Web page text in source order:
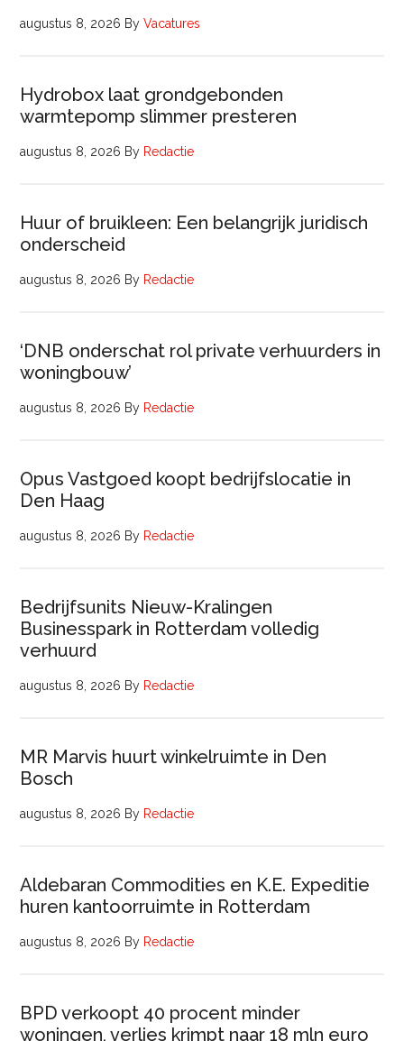
augustus 8, 2026 ByVacatures
Hydrobox laat grondgebonden
warmtepomp slimmer presteren
augustus 8, 2026 By Redactie
Huur of bruikleen: Een belangrijk juridisch
onderscheid
augustus 8, 2026 By Redactie
‘DNB onderschat rol private verhuurders in
woningbouw’
augustus 8, 2026 By Redactie
Opus Vastgoed koopt bedrijfslocatie in
Den Haag
augustus 8, 2026 By Redactie
Bedrijfsunits Nieuw-Kralingen
Businesspark in Rotterdam volledig
verhuurd
augustus 8, 2026 By Redactie
MR Marvis huurt winkelruimte in Den
Bosch
augustus 8, 2026 By Redactie
Aldebaran Commodities en K.E. Expeditie
huren kantoorruimte in Rotterdam
augustus 8, 2026 By Redactie
BPD verkoopt 40 procent minder
woningen, verlies krimpt naar 18 mln euro